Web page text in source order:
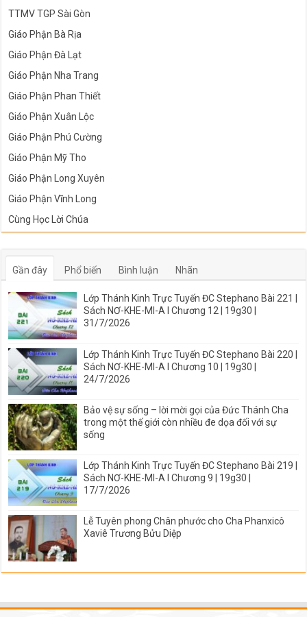
TTMV TGP Sài Gòn
Giáo Phận Bà Rịa
Giáo Phận Đà Lạt
Giáo Phận Nha Trang
Giáo Phận Phan Thiết
Giáo Phận Xuân Lộc
Giáo Phận Phú Cường
Giáo Phận Mỹ Tho
Giáo Phận Long Xuyên
Giáo Phận Vĩnh Long
Cùng Học Lời Chúa
Gần đây Phổ biến Bình luận Nhãn
Lớp Thánh Kinh Trực Tuyến ĐC Stephano Bài 221 |
Sách NƠ-KHE-MI-A I Chương 12 | 19g30 |
31/7/2026
Lớp Thánh Kinh Trực Tuyến ĐC Stephano Bài 220 |
Sách NƠ-KHE-MI-A I Chương 10 | 19g30 |
24/7/2026
Bảo vệ sự sống – lời mời gọi của Đức Thánh Cha
trong một thế giới còn nhiều đe dọa đối với sự
sống
Lớp Thánh Kinh Trực Tuyến ĐC Stephano Bài 219 |
Sách NƠ-KHE-MI-A I Chương 9 | 19g30 |
17/7/2026
Lễ Tuyên phong Chân phước cho Cha Phanxicô
Xaviê Trương Bửu Diệp